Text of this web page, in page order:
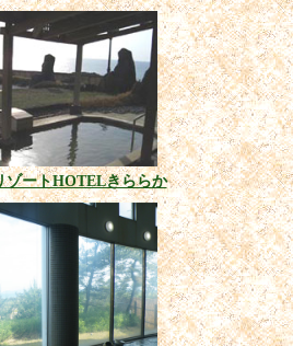
ゾートHOTELきららか